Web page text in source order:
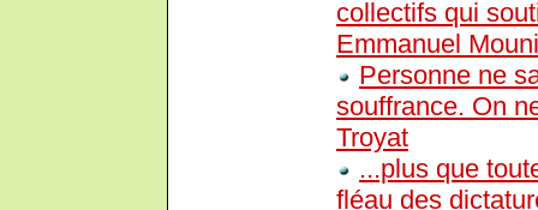
collectifs qui
Emmanuel
Personne ne
souffrance. On
Troyat
...plus que
fléau des